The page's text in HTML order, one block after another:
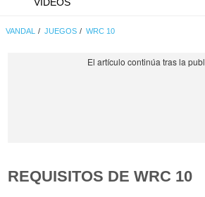
VÍDEOS
VANDAL JUEGOS WRC 10
REQUISITOS DE WRC 10